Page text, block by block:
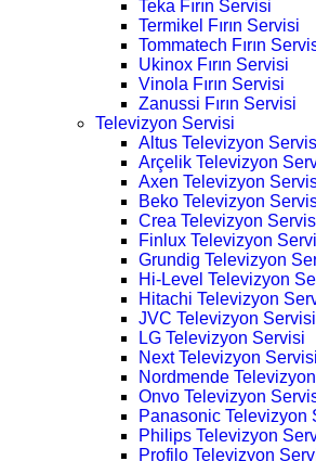
Teka Fırın Servisi
Termikel Fırın Servisi
Tommatech Fırın
Ukinox Fırın Servisi
Vinola Fırın Servisi
Zanussi Fırın Servisi
Televizyon Servisi
Altus Televizyon
Arçelik Televizyon
Axen Televizyon
Beko Televizyon
Crea Televizyon
Finlux Televizyon
Grundig Televizyon
Hi-Level Televizyon
Hitachi Televizyon
JVC Televizyon Servisi
LG Televizyon Servisi
Next Televizyon Servisi
Nordmende
Onvo Televizyon
Panasonic Televizyon
Philips Televizyon
Profilo Televizyon